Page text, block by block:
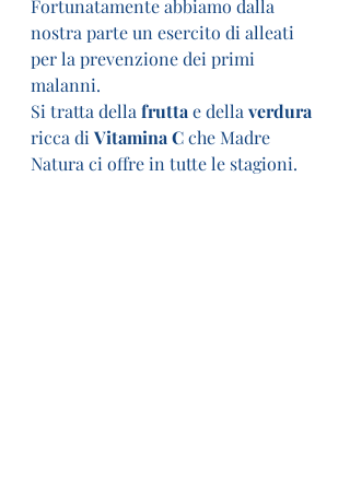
Fortunatamente abbiamo dalla
nostra parte un esercito di alleati
per la prevenzione dei primi
malanni.
Si tratta della frutta e della verdura
ricca di Vitamina C che Madre
Natura ci offre in tutte le stagioni.